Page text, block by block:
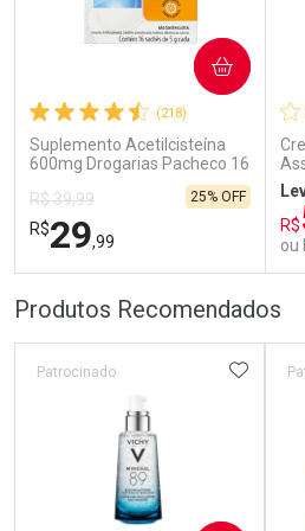
(218)
Suplemento Acetilcisteína
600mg Drogarias Pacheco 16
R$ 39,99
R$29,99
25% OFF
COMPRAR
FECHAR
FECHAR
Por Menos
R$
ou
Produtos Recomendados
Patrocinado